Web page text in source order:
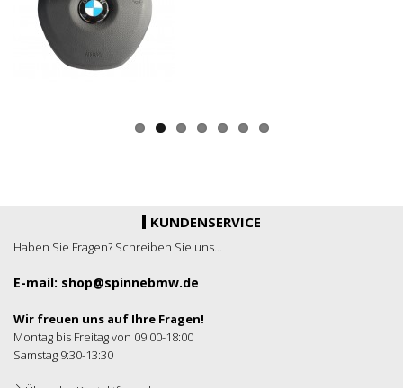
KUNDENSERVICE
Haben Sie Fragen? Schreiben Sie uns...
E-mail: shop@spinnebmw.de
Wir freuen uns auf Ihre Fragen!
Montag bis Freitag von 09:00-18:00
Samstag 9:30-13:30